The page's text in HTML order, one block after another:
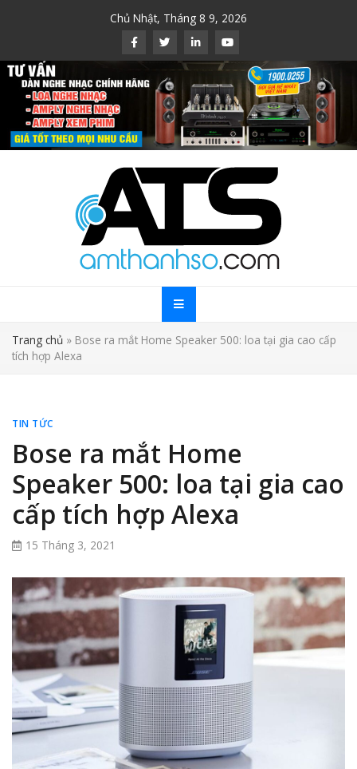
Chủ Nhật, Tháng 8 9, 2026
Trang chủ » Bose ra mắt Home Speaker 500: loa tại gia cao cấp
tích hợp Alexa
TIN TỨC
Bose ra mắt Home
Speaker 500: loa tại gia cao
cấp tích hợp Alexa
15 Tháng 3, 2021